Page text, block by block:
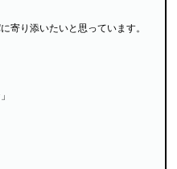
寄り添いたいと思っています。